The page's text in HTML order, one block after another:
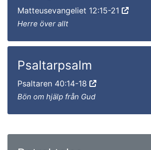
Matteusevangeliet 12:15-21
Herre över allt
Psaltarpsalm
Psaltaren 40:14-18
Bön om hjälp från Gud